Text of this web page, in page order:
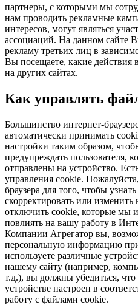
партнеры, с которыми мы
нам проводить рекламные
интересов, могут являться
ассоциаций. На данном сайте
рекламу третьих лиц в
Вы посещаете, какие действия
на других сайтах.
Как управлять
Большинство интернет-
автоматически принимать
настройки таким образом,
предупреждать пользователя,
отправлены на устройство.
управления cookie.
браузера для того, чтобы
скорректировать или изменить
отключить cookie, которые мы
повлиять на вашу работу в
Компании Агрегатор вы,
персональную информацию
используете различные
нашему сайту (например,
т.д.), вы должны убедиться,
устройстве настроен в
работу с файлами cookie.